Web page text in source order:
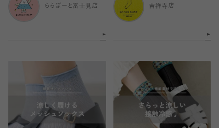
ららぽーと富士見店
吉祥寺店